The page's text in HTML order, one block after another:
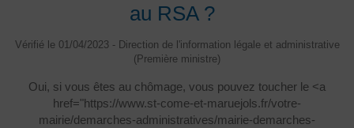
au RSA ?
Vérifié le 01/04/2023 - Direction de l'information légale et administrative
(Première ministre)
Oui, si vous êtes au chômage, vous pouvez toucher le <a
href="https://www.st-come-et-maruejols.fr/votre-
mairie/demarches-administratives/mairie-demarches-